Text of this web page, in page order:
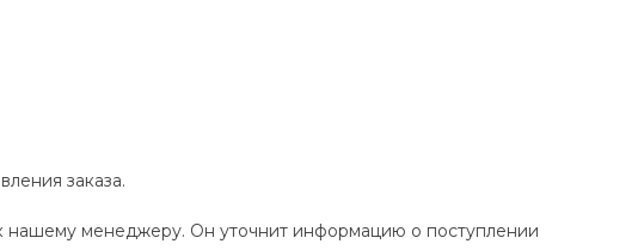
заказа.
нашему менеджеру. Он уточнит информацию о поступлении